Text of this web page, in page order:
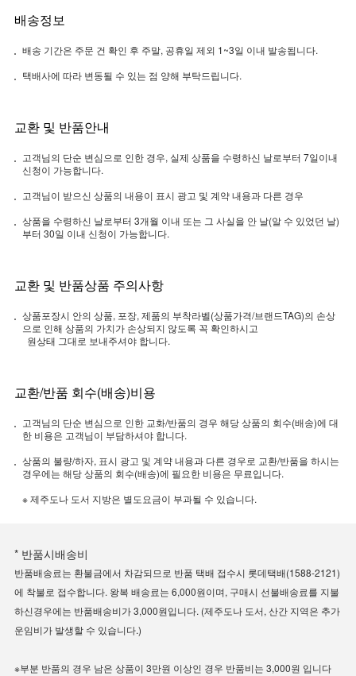
배송정보
배송 기간은 주문 건 확인 후 주말, 공휴일 제외 1~3일 이내 발송됩니다.
택배사에 따라 변동될 수 있는 점 양해 부탁드립니다.
교환 및 반품안내
고객님의 단순 변심으로 인한 경우, 실제 상품을 수령하신 날로부터 7일이내
신청이 가능합니다.
고객님이 받으신 상품의 내용이 표시 광고 및 계약 내용과 다른 경우
상품을 수령하신 날로부터 3개월 이내 또는 그 사실을 안 날(알 수 있었던 날)
부터 30일 이내 신청이 가능합니다.
교환 및 반품상품 주의사항
상품포장시 안의 상품, 포장, 제품의 부착라벨(상품가격/브랜드TAG)의 손상
으로 인해 상품의 가치가 손상되지 않도록 꼭 확인하시고
원상태 그대로 보내주셔야 합니다.
교환/반품 회수(배송)비용
고객님의 단순 변심으로 인한 교화/반품의 경우 해당 상품의 회수(배송)에 대
한 비용은 고객님이 부담하셔야 합니다.
상품의 불량/하자, 표시 광고 및 계약 내용과 다른 경우로 교환/반품을 하시는
경우에는 해당 상품의 회수(배송)에 필요한 비용은 무료입니다.
※ 제주도나 도서 지방은 별도요금이 부과될 수 있습니다.
* 반품시배송비
반품배송료는 환불금에서 차감되므로 반품 택배 접수시 롯데택배(1588-2121)
에 착불로 접수합니다. 왕복 배송료는 6,000원이며, 구매시 선불배송료를 지불
하신경우에는 반품배송비가 3,000원입니다. (제주도나 도서, 산간 지역은 추가
운임비가 발생할 수 있습니다.)
※부분 반품의 경우 남은 상품이 3만원 이상인 경우 반품비는 3,000원 입니다